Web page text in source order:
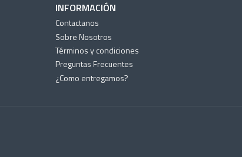
INFORMACIÓN
Contactanos
Sobre Nosotros
Términos y condiciones
Preguntas Frecuentes
¿Como entregamos?